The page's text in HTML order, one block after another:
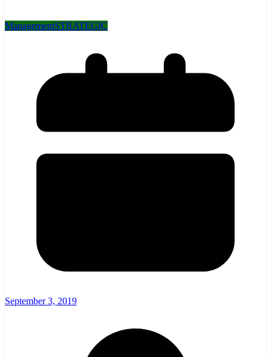
ManagementSTRATEGIC
September 3, 2019